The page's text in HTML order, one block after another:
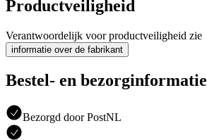
Productveiligheid
Verantwoordelijk voor productveiligheid zie
informatie over de fabrikant
Bestel- en bezorginformatie
Bezorgd door PostNL